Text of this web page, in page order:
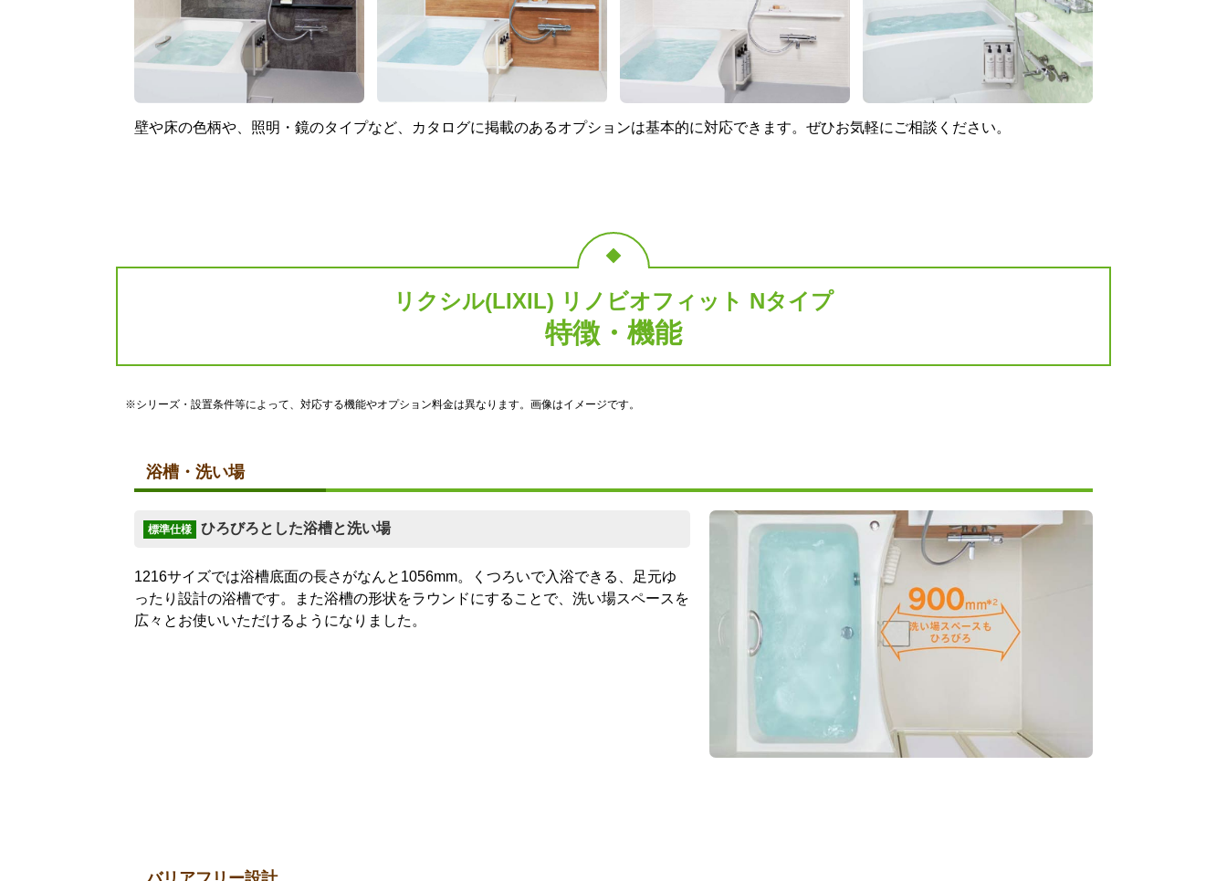
お客様のご要望に応じた機器のグレードアップも可能です！詳しくはこちら
壁や床の色柄や、照明・鏡のタイプなど、カタログに掲載のあるオプションは基本的に対応できます。ぜひお気軽にご相談ください。
リクシル(LIXIL) リノビオフィット Nタイプ
特徴・機能
※シリーズ・設置条件等によって、対応する機能やオプション料金は異なります。画像はイメージです。
浴槽・洗い場
標準仕様 ひろびろとした浴槽と洗い場
1216サイズでは浴槽底面の長さがなんと1056mm。くつろいで入浴できる、足元ゆ
ったり設計の浴槽です。また浴槽の形状をラウンドにすることで、洗い場スペースを
広々とお使いいただけるようになりました。